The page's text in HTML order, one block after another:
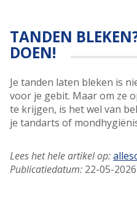
TANDEN
DOEN!
Je tanden laten bleken is
voor je gebit. Maar om ze
te krijgen, is het wel van
je tandarts of
Lees het hele artikel op:
Publicatiedatum: 22-05-2026